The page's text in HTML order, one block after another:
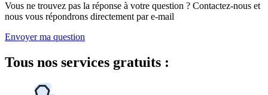
Vous ne trouvez pas la réponse à votre question ? Contactez-nous et
nous vous répondrons directement par e-mail
Envoyer ma question
Tous nos services gratuits :